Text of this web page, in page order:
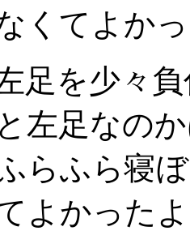
くてよか
足を少々
左足なの
らふら寝
よかった